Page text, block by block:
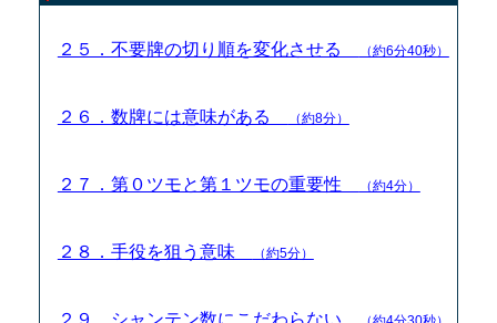
２５．不要牌の切り順を変化させる （約6分40秒）
２６．数牌には意味がある （約8分）
２７．第０ツモと第１ツモの重要性 （約4分）
２８．手役を狙う意味 （約5分）
２９．シャンテン数にこだわらない